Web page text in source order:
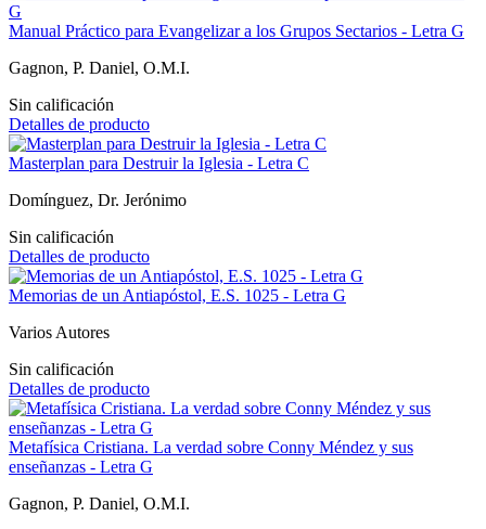
Manual Práctico para Evangelizar a los Grupos Sectarios - Letra G
Gagnon, P. Daniel, O.M.I.
Sin calificación
Detalles de producto
Masterplan para Destruir la Iglesia - Letra C
Domínguez, Dr. Jerónimo
Sin calificación
Detalles de producto
Memorias de un Antiapóstol, E.S. 1025 - Letra G
Varios Autores
Sin calificación
Detalles de producto
Metafísica Cristiana. La verdad sobre Conny Méndez y sus
enseñanzas - Letra G
Gagnon, P. Daniel, O.M.I.